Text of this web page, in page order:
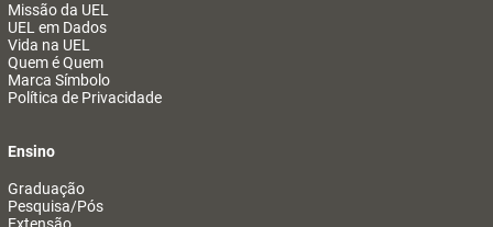
Missão da UEL
UEL em Dados
Vida na UEL
Quem é Quem
Marca Símbolo
Política de Privacidade
Ensino
Graduação
Pesquisa/Pós